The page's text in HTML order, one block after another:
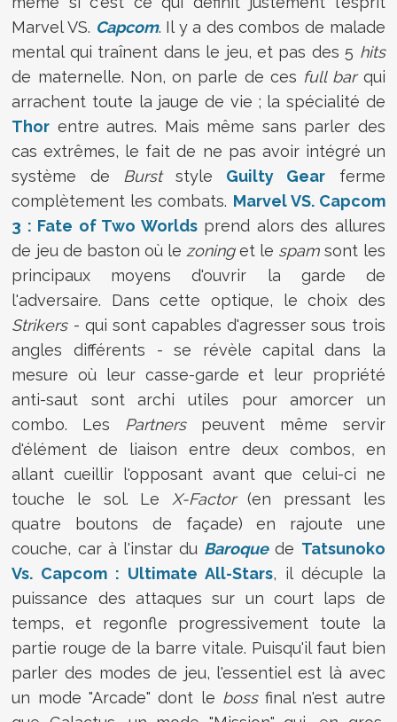
Marvel VS. Capcom. Il y a des combos de malade
mental qui traînent dans le jeu, et pas des 5 hits
de maternelle. Non, on parle de ces full barqui
arrachent toute la jauge de vie ; la spécialité de
Thor entre autres. Mais même sans parler des
cas extrêmes, le fait de ne pas avoir intégré un
système de Burststyle Guilty Gear ferme
complètement les combats. Marvel VS. Capcom
3 : Fate of Two Worldsprend alors des allures
de jeu de baston où le zoninget le spam sont les
principaux moyens d'ouvrir la garde de
l'adversaire. Dans cette optique, le choix des
Strikers- qui sont capables d'agresser sous trois
angles différents - se révèle capital dans la
mesure où leur casse-garde et leur propriété
anti-saut sont archi utiles pour amorcer un
combo. Les Partnerspeuvent même servir
d'élément de liaison entre deux combos, en
allant cueillir l'opposant avant que celui-ci ne
touche le sol. Le X-Factor(en pressant les
quatre boutons de façade) en rajoute une
couche, car à l'instar du Baroquede Tatsunoko
Vs. Capcom : Ultimate All-Stars, il décuple la
puissance des attaques sur un court laps de
temps, et regonfle progressivement toute la
partie rouge de la barre vitale. Puisqu'il faut bien
parler des modes de jeu, l'essentiel est là avec
un mode "Arcade" dont le bossfinal n'est autre